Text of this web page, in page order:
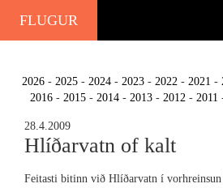
FLUGUR
2026 - 2025 - 2024 - 2023 - 2022 - 2021 -
2016 - 2015 - 2014 - 2013 - 2012 - 2011
28.4.2009
Hlíðarvatn of kalt
Feitasti bitinn við Hlíðarvatn í